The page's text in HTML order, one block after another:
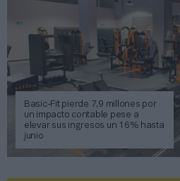
Basic-Fit pierde 7,9 millones por
un impacto contable pese a
elevar sus ingresos un 16% hasta
junio